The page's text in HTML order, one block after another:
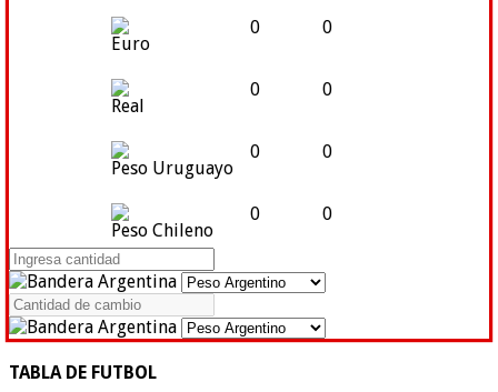
Euro
0 0
Real
0 0
Peso Uruguayo
0 0
Peso Chileno
0 0
TABLA DE FUTBOL